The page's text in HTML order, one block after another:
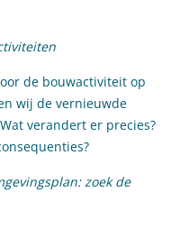
de bouwactiviteit op
wij de vernieuwde
verandert er precies?
zoek de